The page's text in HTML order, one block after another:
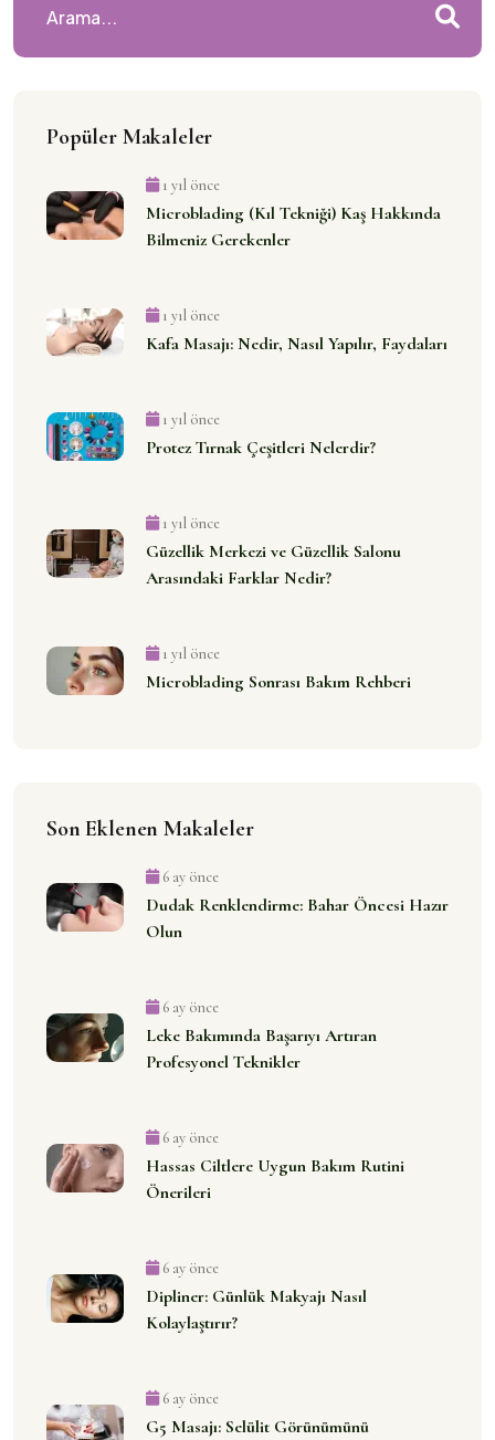
Popüler Makaleler
1 yıl önce
Microblading (Kıl Tekniği) Kaş Hakkında
Bilmeniz Gerekenler
1 yıl önce
Kafa Masajı: Nedir, Nasıl Yapılır, Faydaları
1 yıl önce
Protez Tırnak Çeşitleri Nelerdir?
1 yıl önce
Güzellik Merkezi ve Güzellik Salonu
Arasındaki Farklar Nedir?
1 yıl önce
Microblading Sonrası Bakım Rehberi
Son Eklenen Makaleler
6 ay önce
Dudak Renklendirme: Bahar Öncesi Hazır
Olun
6 ay önce
Leke Bakımında Başarıyı Artıran
Profesyonel Teknikler
6 ay önce
Hassas Ciltlere Uygun Bakım Rutini
Önerileri
6 ay önce
Dipliner: Günlük Makyajı Nasıl
Kolaylaştırır?
6 ay önce
G5 Masajı: Selülit Görünümünü